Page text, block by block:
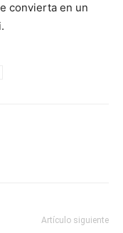
convierta en un
Artículo siguiente